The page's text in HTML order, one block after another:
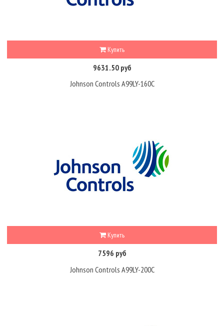
Купить
9631.50 руб
Johnson Controls A99LY-160C
Купить
7596 руб
Johnson Controls A99LY-200C